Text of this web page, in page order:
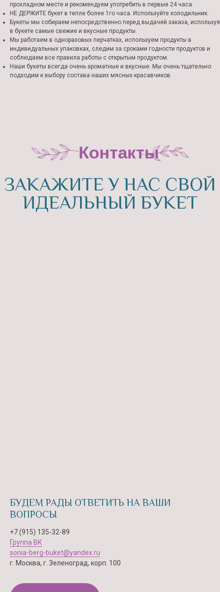
прохладном месте и рекомендуем употребить в первые 24 часа.
НЕ ДЕРЖИТЕ букет в тепле более 1го часа. Используйте холодильник.
Букеты мы собираем непосредственно перед выдачей заказа, используя
в букете самые свежие и вкусные продукты.
Мы работаем в одноразовых перчатках, используем продукты в
индивидуальных упаковках, следим за сроками годности продуктов и
соблюдаем все правила работы с открытым продуктом.
Наши букеты всегда очень ароматные и вкусные. Мы очень тщательно
подходим к выбору состава наших мясных красавчиков.
БУДЕМ РАДЫ ОТВЕТИТЬ НА ВАШИ
ВОПРОСЫ
+7 (915) 135-32-89
Группа ВК
sonia-berg-buket@yandex.ru
г. Москва, г. Зеленоград, корп. 100